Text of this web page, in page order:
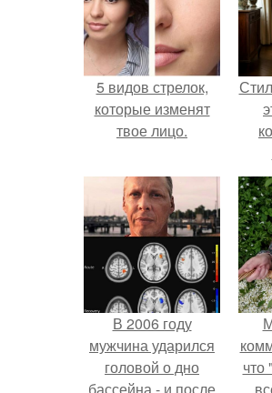
5 видов стрелок,
которые изменят
твое лицо.
В 2006 году
мужчина ударился
головой о дно
что